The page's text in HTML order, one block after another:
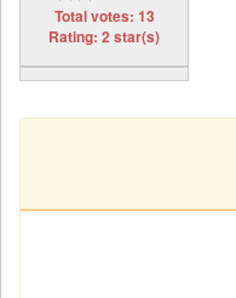
Total votes: 13
Rating: 2 star(s)